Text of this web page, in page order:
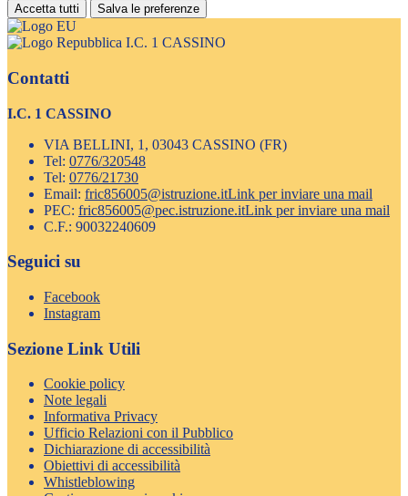
Accetta tutti Salva le preferenze
I.C. 1 CASSINO
Contatti
I.C. 1 CASSINO
VIA BELLINI, 1, 03043 CASSINO (FR)
Tel: 0776/320548
Tel: 0776/21730
Email: fric856005@istruzione.itLink per inviare una mail
PEC: fric856005@pec.istruzione.itLink per inviare una mail
C.F.: 90032240609
Seguici su
Facebook
Instagram
Sezione Link Utili
Cookie policy
Note legali
Informativa Privacy
Ufficio Relazioni con il Pubblico
Dichiarazione di accessibilità
Obiettivi di accessibilità
Whistleblowing